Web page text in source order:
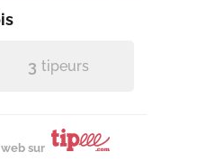
3 tipeurs
sur